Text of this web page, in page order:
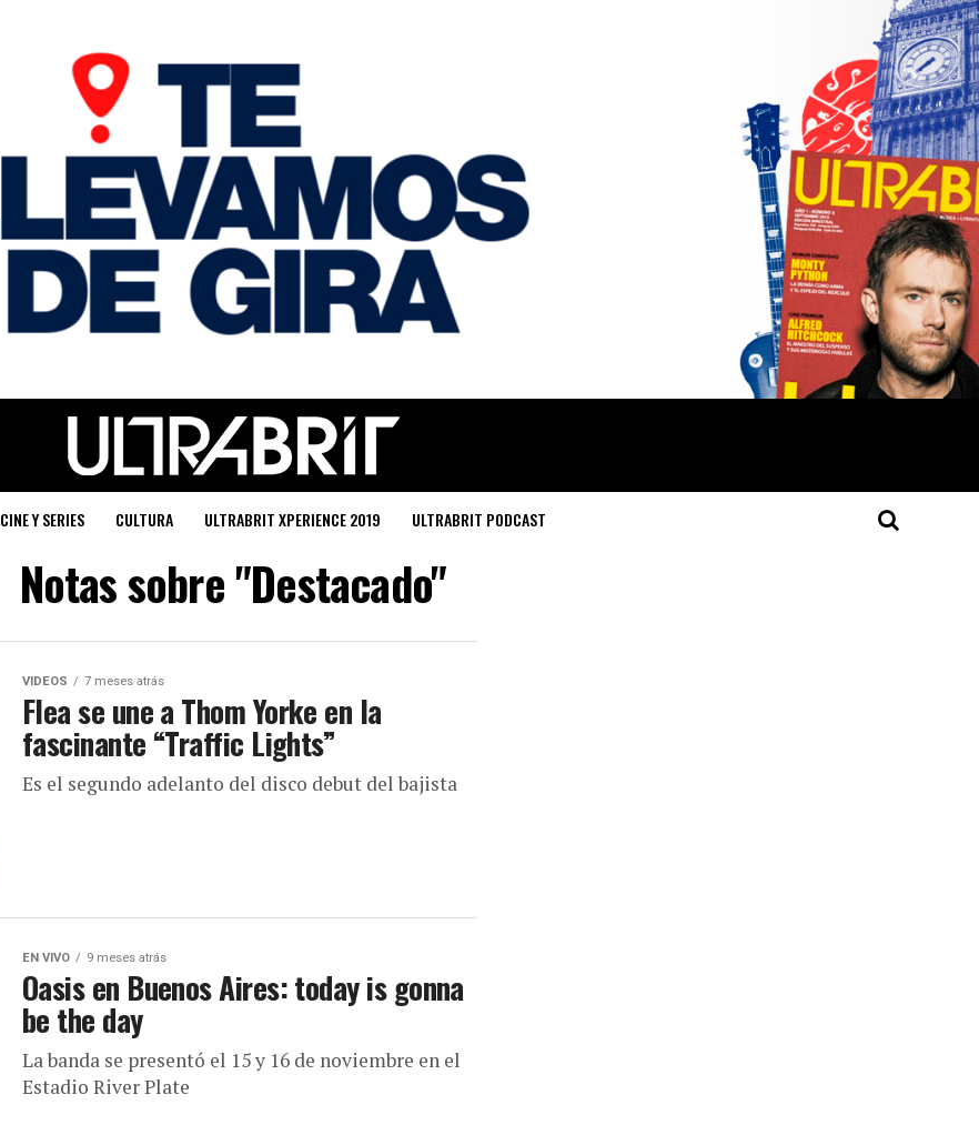
CINE Y SERIES CULTURA ULTRABRIT XPERIENCE 2019 ULTRABRIT PODCAST
Notas sobre "Destacado"
VIDEOS 7 meses atrás
Flea se une a Thom Yorke en la
fascinante “Traffic Lights”
Es el segundo adelanto del disco debut del bajista
EN VIVO 9 meses atrás
Oasis en Buenos Aires: today is gonna
be the day
La banda se presentó el 15 y 16 de noviembre en el
Estadio River Plate